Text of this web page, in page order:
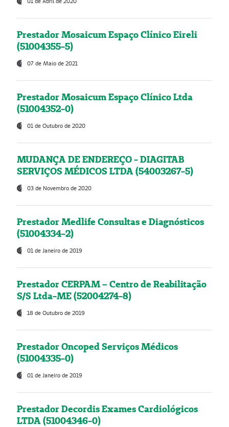
Prestador Mosaicum Espaço Clínico Eireli
(51004355-5)
07 de Maio de 2021
Prestador Mosaicum Espaço Clínico Ltda
(51004352-0)
01 de Outubro de 2020
MUDANÇA DE ENDEREÇO - DIAGITAB
SERVIÇOS MÉDICOS LTDA (54003267-5)
03 de Novembro de 2020
Prestador Medlife Consultas e Diagnósticos
(51004334-2)
01 de Janeiro de 2019
Prestador CERPAM – Centro de Reabilitação
S/S Ltda-ME (52004274-8)
18 de Outubro de 2019
Prestador Oncoped Serviços Médicos
(51004335-0)
01 de Janeiro de 2019
Prestador Decordis Exames Cardiológicos
LTDA (51004346-0)